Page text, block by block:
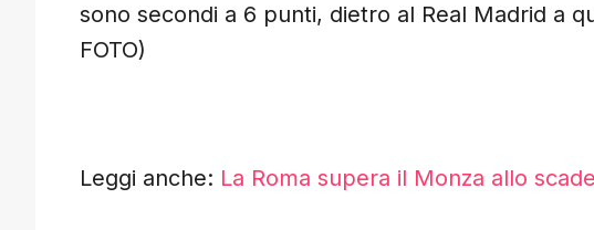
sono secondi a 6 punti, dietro al Real Madrid a
FOTO)
Leggi anche: La Roma supera il Monza allo